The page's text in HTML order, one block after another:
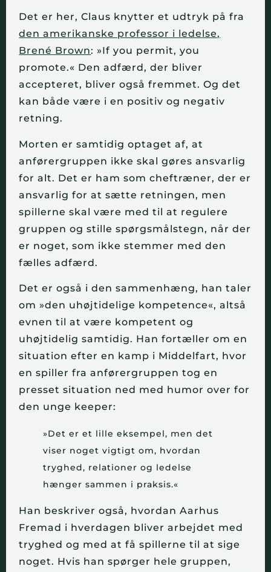
Det er her, Claus knytter et udtryk på fra
den amerikanske professor i ledelse,
Brené Brown: »If you permit, you
promote.« Den adfærd, der bliver
accepteret, bliver også fremmet. Og det
kan både være i en positiv og negativ
retning.
Morten er samtidig optaget af, at
anførergruppen ikke skal gøres ansvarlig
for alt. Det er ham som cheftræner, der er
ansvarlig for at sætte retningen, men
spillerne skal være med til at regulere
gruppen og stille spørgsmålstegn, når der
er noget, som ikke stemmer med den
fælles adfærd.
Det er også i den sammenhæng, han taler
om »den uhøjtidelige kompetence«, altså
evnen til at være kompetent og
uhøjtidelig samtidig. Han fortæller om en
situation efter en kamp i Middelfart, hvor
en spiller fra anførergruppen tog en
presset situation ned med humor over for
den unge keeper:
»Det er et lille eksempel, men det
viser noget vigtigt om, hvordan
tryghed, relationer og ledelse
hænger sammen i praksis.«
Han beskriver også, hvordan Aarhus
Fremad i hverdagen bliver arbejdet med
tryghed og med at få spillerne til at sige
noget. Hvis han spørger hele gruppen,